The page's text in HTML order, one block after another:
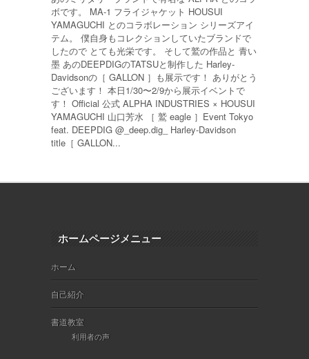
ボです。 MA-1 フライジャケット HOUSUI
YAMAGUCHI とのコラボレーション シリーズアイ
テム。 僕自身もコレクションしていたブランドで
したので とても光栄です。 そして鷲の作品と 青い
墨 あのDEEPDIGのTATSUと制作した Harley-
Davidsonの［ GALLON ］も展示です！ ありがとう
ございます！ 本日1/30〜2/9から展示イベントで
す！ Official 公式 ALPHA INDUSTRIES × HOUSUI
YAMAGUCHI 山口芳水 ［ 鷲 eagle ］Event Tokyo
feat. DEEPDIG @_deep.dig_ Harley-Davidson
title［ GALLON...
ホームページメニュー
ホーム
自己紹介
書道教室
利用者の声